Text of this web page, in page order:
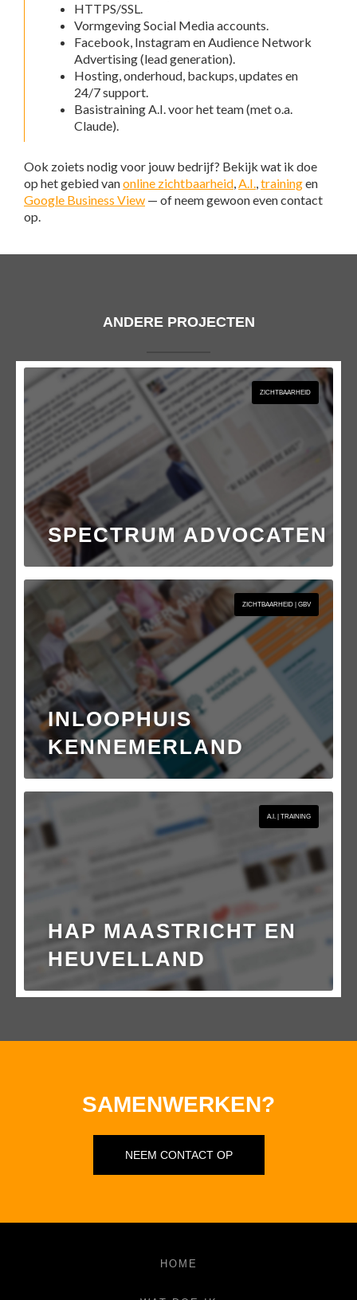
HTTPS/SSL.
Vormgeving Social Media accounts.
Facebook, Instagram en Audience Network
Advertising (lead generation).
Hosting, onderhoud, backups, updates en
24/7 support.
Basistraining A.I. voor het team (met o.a.
Claude).
Ook zoiets nodig voor jouw bedrijf? Bekijk wat ik doe
op het gebied vanonline zichtbaarheid,A.I.,trainingen
Google Business View — of neem gewoon even contact
op.
ANDERE PROJECTEN
ZICHTBAARHEID
SPECTRUM ADVOCATEN
ZICHTBAARHEID | GBV
INLOOPHUIS
KENNEMERLAND
A.I. | TRAINING
HAP MAASTRICHT EN
HEUVELLAND
SAMENWERKEN?
NEEM CONTACT OP
HOME